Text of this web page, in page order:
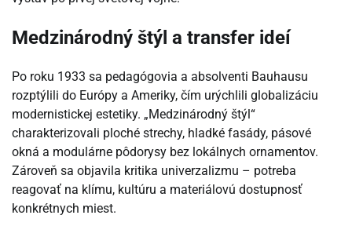
Medzinárodný štýl a transfer ideí
Po roku 1933 sa pedagógovia a absolventi Bauhausu
rozptýlili do Európy a Ameriky, čím urýchlili globalizáciu
modernistickej estetiky. „Medzinárodný štýl“
charakterizovali ploché strechy, hladké fasády, pásové
okná a modulárne pôdorysy bez lokálnych ornamentov.
Zároveň sa objavila kritika univerzalizmu – potreba
reagovať na klímu, kultúru a materiálovú dostupnosť
konkrétnych miest.